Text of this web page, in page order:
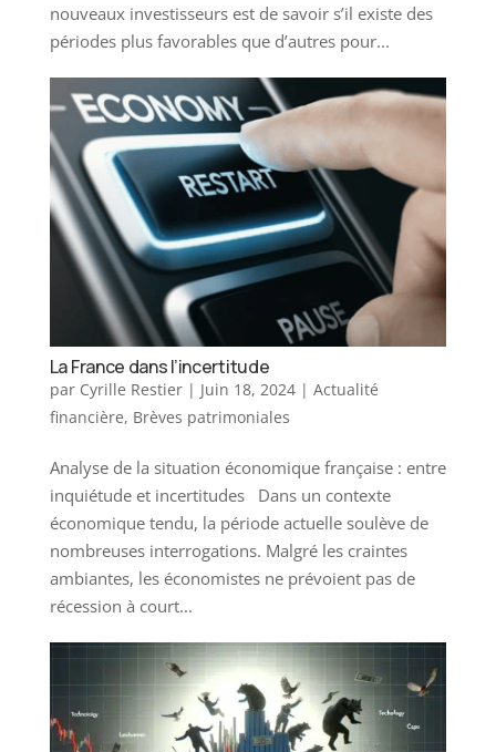
nouveaux investisseurs est de savoir s’il existe des
périodes plus favorables que d’autres pour...
La France dans l’incertitude
par Cyrille Restier| Juin 18, 2024| Actualité
financière, Brèves patrimoniales
Analyse de la situation économique française : entre
inquiétude et incertitudes Dans un contexte
économique tendu, la période actuelle soulève de
nombreuses interrogations. Malgré les craintes
ambiantes, les économistes ne prévoient pas de
récession à court...